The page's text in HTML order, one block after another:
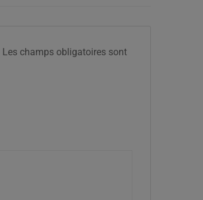
Les champs obligatoires sont